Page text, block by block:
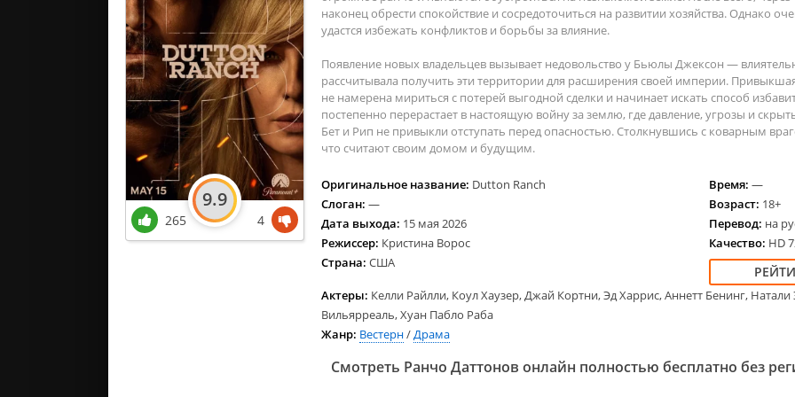
2024
2022
2021
2020
Американские
Немецкие
Военные
Драмы
Исторические
Комедии
Криминал
Спорт
2023
наконец обрести спокойствие и сосредоточиться на развитии хозяйства. Однако
удастся избежать конфликтов и борьбы за влияние.
Появление новых владельцев вызывает недовольство у Бьюлы Джексон —
рассчитывала получить эти территории для расширения своей империи.
не намерена мириться с потерей выгодной сделки и начинает искать способ
постепенно перерастает в настоящую войну за землю, где давление, угрозы и
Бет и Рип не привыкли отступать перед опасностью. Столкнувшись с коварным
что считают своим домом и будущим.
Оригинальное название: Dutton Ranch
Слоган: —
Дата выхода: 15 мая 2026
Режиссер: Кристина Ворос
Страна: США
Время: —
Возраст: 18+
Перевод: на
Качество: HD
Актеры: Келли Райлли, Коул Хаузер, Джай Кортни, Эд Харрис, Аннетт Бенинг,
Вильярреаль, Хуан Пабло Раба
Жанр: Вестерн/Драма
265
9.9
4
Смотреть Ранчо Даттонов онлайн полностью бесплатно без